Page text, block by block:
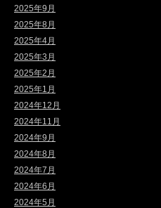
2025年9月
2025年8月
2025年4月
2025年3月
2025年2月
2025年1月
2024年12月
2024年11月
2024年9月
2024年8月
2024年7月
2024年6月
2024年5月